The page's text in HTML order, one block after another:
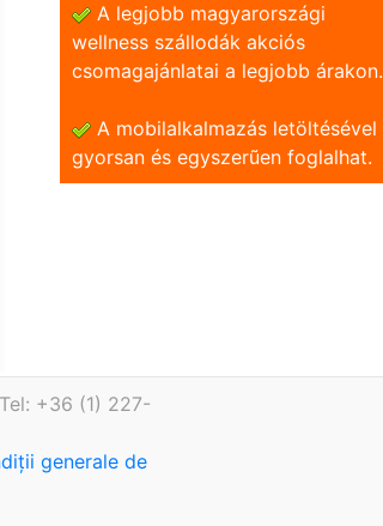
A legjobb magyarországi
wellness szállodák akciós
csomagajánlatai a legjobb árakon.
A mobilalkalmazás letöltésével
gyorsan és egyszerũen foglalhat.
+36 (1) 227-
generale de